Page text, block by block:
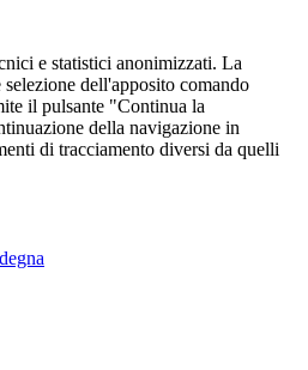
e statistici anonimizzati. La
dell'apposito comando
il pulsante "Continua la
della navigazione in
di tracciamento diversi da quelli